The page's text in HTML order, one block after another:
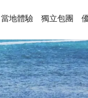
當地體驗 獨立包團